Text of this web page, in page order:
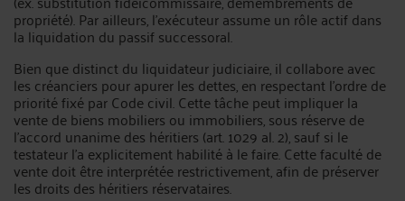
propriété). Par ailleurs, l’exécuteur assume un rôle actif dans
la liquidation du passif successoral.
Bien que distinct du liquidateur judiciaire, il collabore avec
les créanciers pour apurer les dettes, en respectant l’ordre de
priorité fixé par Code civil. Cette tâche peut impliquer la
vente de biens mobiliers ou immobiliers, sous réserve de
l’accord unanime des héritiers (art. 1029 al. 2), sauf si le
testateur l’a explicitement habilité à le faire. Cette faculté de
vente doit être interprétée restrictivement, afin de préserver
les droits des héritiers réservataires.